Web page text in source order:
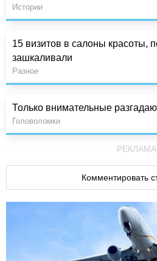
Истории
15 визитов в салоны красоты,
зашкаливали
Разное
Только внимательные
Головоломки
РЕКЛАМА
Комментировать